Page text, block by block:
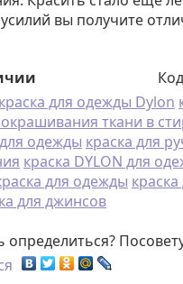
вы получите
краска для одежды Dylon
окрашивания ткани в
одежды краска для
краска DYLON для
для одежды
для джинсов